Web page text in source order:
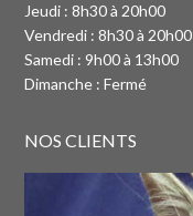
Jeudi : 8h30 à 20h00
Vendredi : 8h30 à 20h00
Samedi : 9h00 à 13h00
Dimanche : Fermé
NOS CLIENTS